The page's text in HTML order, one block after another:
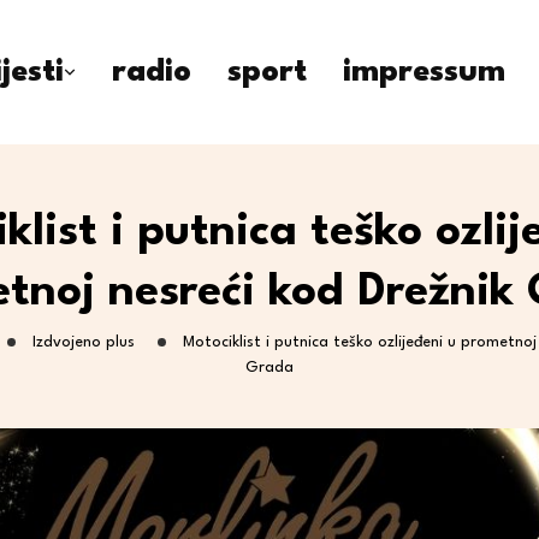
radio sport impressum
i putnica teško
nesreći kod Drežnik
Izdvojeno plus
Motociklist i putnica teško ozlijeđeni u prometnoj
Grada